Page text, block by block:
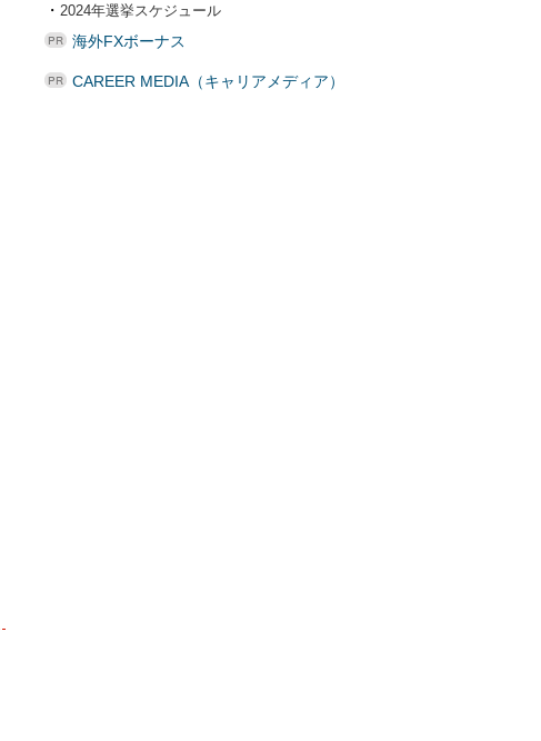
・ 2024年選挙スケジュール
海外FXボーナス
CAREER MEDIA（キャリアメディア）